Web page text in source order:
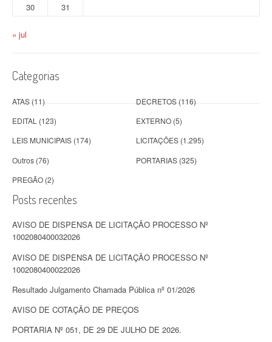
30
31
« jul
Categorias
ATAS (11) DECRETOS (116)
EDITAL (123) EXTERNO (5)
LEIS MUNICIPAIS (174) LICITAÇÕES (1.295)
Outros (76) PORTARIAS (325)
PREGÃO (2)
Posts recentes
AVISO DE DISPENSA DE LICITAÇÃO PROCESSO Nº
1002080400032026
AVISO DE DISPENSA DE LICITAÇÃO PROCESSO Nº
1002080400022026
Resultado Julgamento Chamada Pública nº 01/2026
AVISO DE COTAÇÃO DE PREÇOS
PORTARIA Nº 051, DE 29 DE JULHO DE 2026.